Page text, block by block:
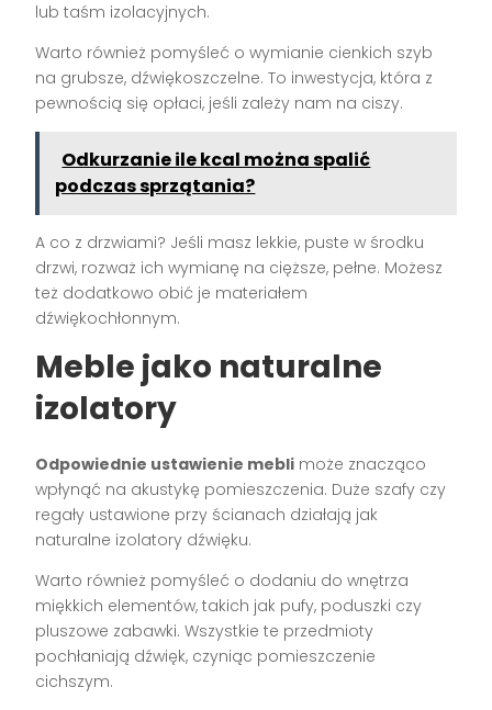
lub taśm izolacyjnych.
Warto również pomyśleć o wymianie cienkich szyb
na grubsze, dźwiękoszczelne. To inwestycja, która z
pewnością się opłaci, jeśli zależy nam na ciszy.
Odkurzanie ile kcal można spalić
podczas sprzątania?
A co z drzwiami? Jeśli masz lekkie, puste w środku
drzwi, rozważ ich wymianę na cięższe, pełne. Możesz
też dodatkowo obić je materiałem
dźwiękochłonnym.
Meble jako naturalne
izolatory
Odpowiednie ustawienie mebli może znacząco
wpłynąć na akustykę pomieszczenia. Duże szafy czy
regały ustawione przy ścianach działają jak
naturalne izolatory dźwięku.
Warto również pomyśleć o dodaniu do wnętrza
miękkich elementów, takich jak pufy, poduszki czy
pluszowe zabawki. Wszystkie te przedmioty
pochłaniają dźwięk, czyniąc pomieszczenie
cichszym.